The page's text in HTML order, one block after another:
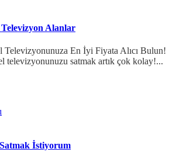
Alanlar
Televizyonunuza En İyi Fiyata Alıcı Bulun!
televizyonunuzu satmak artık çok kolay!...
İstiyorum